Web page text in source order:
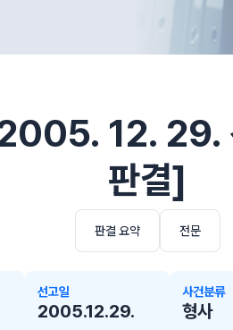
2005. 12.
판결]
판결 요약 전문
선고일
2005.12.29.
사건분류
형사